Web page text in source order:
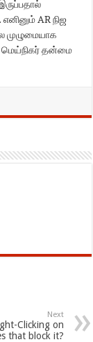
AR நிஜ
முழுமையாக
மெய்நிகர் தன்மை
Next
Clicking on
that block it?